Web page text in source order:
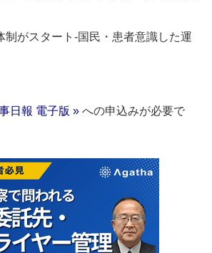
制がスタート‐国民・患者意識した運
日報 電子版 » への申込みが必要で